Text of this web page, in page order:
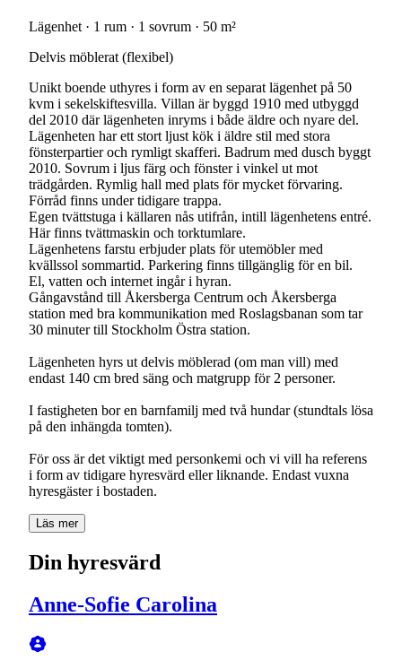
Lägenhet · 1 rum · 1 sovrum · 50 m²
Delvis möblerat (flexibel)
Unikt boende uthyres i form av en separat lägenhet på 50
kvm i sekelskiftesvilla. Villan är byggd 1910 med utbyggd
del 2010 där lägenheten inryms i både äldre och nyare del.
Lägenheten har ett stort ljust kök i äldre stil med stora
fönsterpartier och rymligt skafferi. Badrum med dusch byggt
2010. Sovrum i ljus färg och fönster i vinkel ut mot
trädgården. Rymlig hall med plats för mycket förvaring.
Förråd finns under tidigare trappa.
Egen tvättstuga i källaren nås utifrån, intill lägenhetens entré.
Här finns tvättmaskin och torktumlare.
Lägenhetens farstu erbjuder plats för utemöbler med
kvällssol sommartid. Parkering finns tillgänglig för en bil.
El, vatten och internet ingår i hyran.
Gångavstånd till Åkersberga Centrum och Åkersberga
station med bra kommunikation med Roslagsbanan som tar
30 minuter till Stockholm Östra station.
Lägenheten hyrs ut delvis möblerad (om man vill) med
endast 140 cm bred säng och matgrupp för 2 personer.
I fastigheten bor en barnfamilj med två hundar (stundtals lösa
på den inhängda tomten).
För oss är det viktigt med personkemi och vi vill ha referens
i form av tidigare hyresvärd eller liknande. Endast vuxna
hyresgäster i bostaden.
Läs mer
Din hyresvärd
Anne-Sofie Carolina